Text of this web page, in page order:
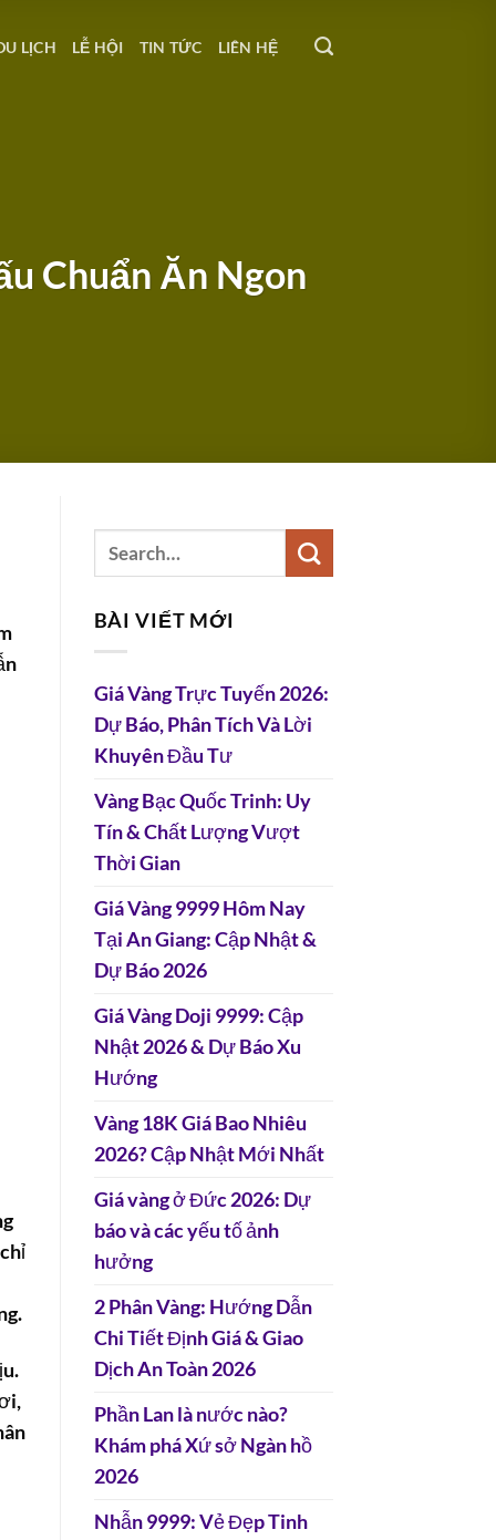
LỊCH LỄ HỘI TIN TỨC LIÊN HỆ
Chuẩn Ăn Ngon
BÀI VIẾT MỚI
Giá Vàng Trực Tuyến 2026:
Dự Báo, Phân Tích Và Lời
Khuyên Đầu Tư
Vàng Bạc Quốc Trinh: Uy
Tín & Chất Lượng Vượt
Thời Gian
Giá Vàng 9999 Hôm Nay
Tại An Giang: Cập Nhật &
Dự Báo 2026
Giá Vàng Doji 9999: Cập
Nhật 2026 & Dự Báo Xu
Hướng
Vàng 18K Giá Bao Nhiêu
2026? Cập Nhật Mới Nhất
Giá vàng ở Đức 2026: Dự
báo và các yếu tố ảnh
hưởng
2 Phân Vàng: Hướng Dẫn
Chi Tiết Định Giá & Giao
Dịch An Toàn 2026
Phần Lan là nước nào?
Khám phá Xứ sở Ngàn hồ
2026
Nhẫn 9999: Vẻ Đẹp Tinh